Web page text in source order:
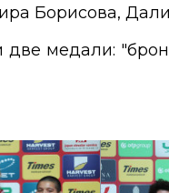
Борисова,
две медали: